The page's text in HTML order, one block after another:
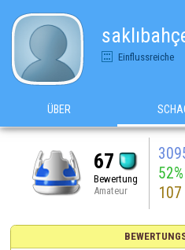
Einflussreiche
ÜBER
67
Bewertung
Amateur
52%
107